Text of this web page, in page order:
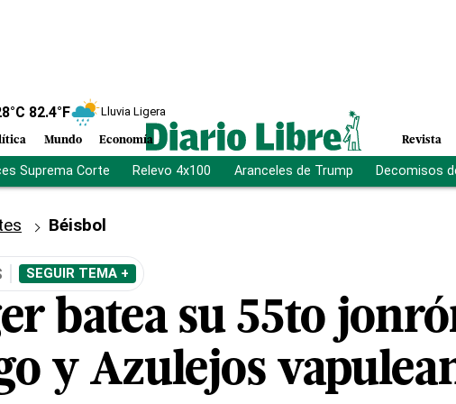
°C 82.4°F Lluvia Ligera
Mundo Economía Revista
Suprema Corte Relevo 4x100 Aranceles de Trump Decomisos
Béisbol
SEGUIR TEMA +
batea su 55to
y Azulejos